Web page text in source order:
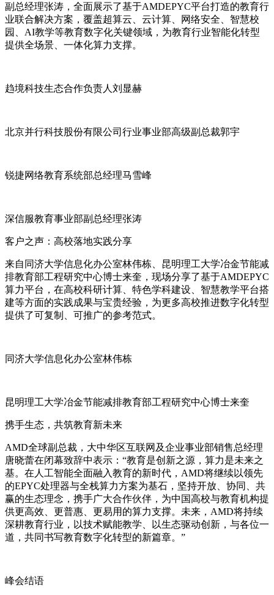
副总经理张涛，全面展示了基于AMDEPYC平台打造的教育行
业联合解决方案，覆盖超算云、云计算、网络安全、智慧校
园、AI教学等教育数字化关键领域，为教育行业智能化转型
提供全场景、一体化算力支撑。
趋境科技生态合作负责人刘显赫
北京并行科技股份有限公司行业事业部高级副总裁郭宇
锐捷网络教育系统部总经理马雪峰
深信服教育事业部副总经理张涛
客户之声：高校落地实践分享
来自同济大学信息化办公室林伟栋、昆明理工大学冶金节能减
排教育部工程研究中心博士来奎，现场分享了基于AMDEPYC
算力平台，在高校科研计算、特色学科建设、智慧教学平台搭
建等方面的实践成果与宝贵经验，为更多高校推进数字化转型
提供了可复制、可推广的参考范式。
同济大学信息化办公室林伟栋
昆明理工大学冶金节能减排教育部工程研究中心博士来奎
携手生态，共筑教育新未来
AMD全球副总裁，大中华区互联网及企业事业部销售总经理
唐晓蕾在闭幕致辞中表示：“教育是创新之源，算力是未来之
基。在人工智能全面融入教育的新时代，AMD将继续以领先
的EPYC处理器与全栈算力方案为基石，坚持开放、协同、共
赢的生态理念，携手广大合作伙伴，为中国高校与教育机构提
供更高效 、更普惠、更易用的算力支撑。未来，AMD将持续
深耕教育行业，以技术赋能教学、以生态驱动创新，与各位一
道，共同书写教育数字化转型的新篇章。”
峰会结语